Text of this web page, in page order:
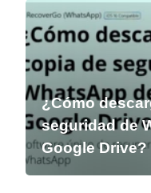
¿Cómo
seguridad de
Google